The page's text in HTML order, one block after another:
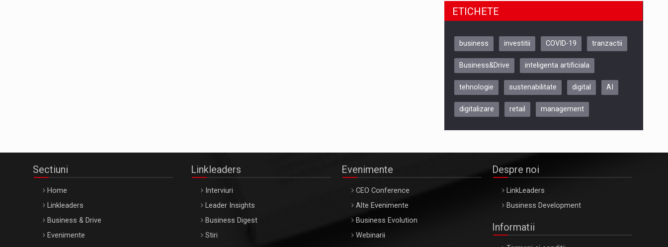
Be Inspired. Make it Happen!, CLUJ, 9
ARTEMIS LETO, ORADEA, 8
Oradea – 8 Oct 2026
ETICHETE
business investitii COVID-19 tranzactii
Business&Drive inteligenta artificiala
tehnologie sustenabilitate digital AI
digitalizare retail management
Sectiuni
Home
Linkleaders
Business & Drive
Evenimente
Linkleaders
Interviuri
Leader Insights
Business Digest
Stiri
Evenimente
CEO Conference
Alte Evenimente
Business Evolution
Webinarii
Despre noi
LinkLeaders
Business Development
Informatii